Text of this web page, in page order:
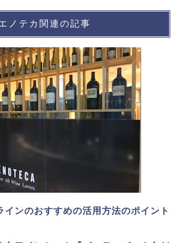
ノテカ関連の記事
ンのおすすめの活用方法のポイント